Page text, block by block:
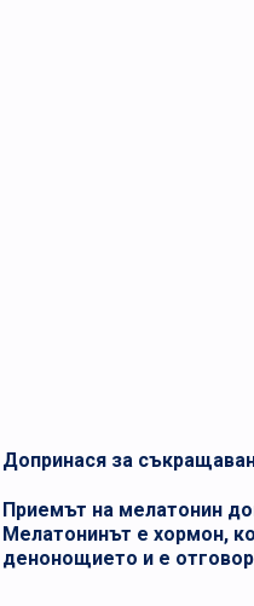
Допринася за
Приемът на мелатонин
Мелатонинът е хормон,
денонощието и е